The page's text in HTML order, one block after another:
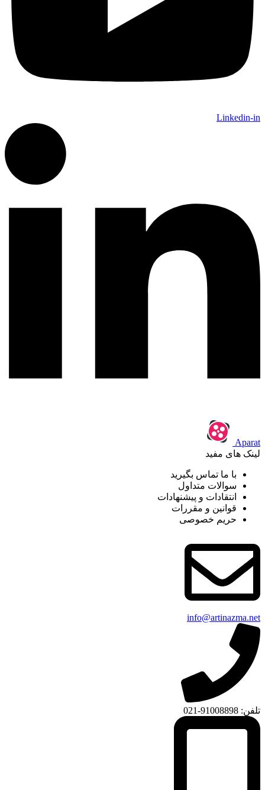
Linkedin-in
Aparat
لینک های مفید
با ما تماس بگیرید
سوالات متداول
انتقادات و پیشنهادات
قوانین و مقررات
حریم خصوصی
info@artinazma.net
تلفن: 91008898-021